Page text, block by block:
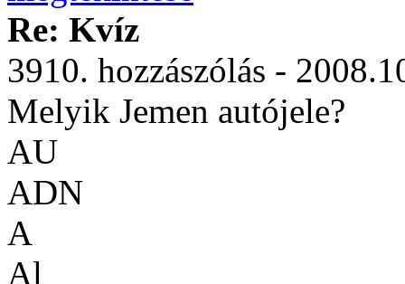
Re: Kvíz
3910. hozzászólás -
Melyik Jemen autójele?
AU
ADN
A
Al